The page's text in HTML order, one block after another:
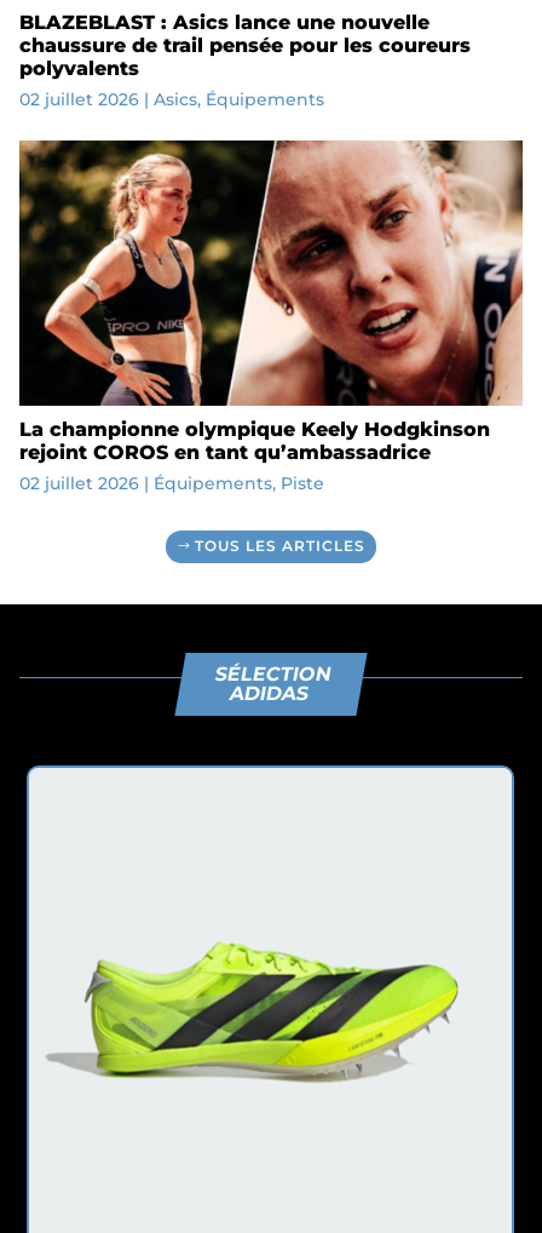
BLAZEBLAST : Asics lance une nouvelle
chaussure de trail pensée pour les coureurs
polyvalents
02 juillet 2026| Asics, Équipements
La championne olympique Keely Hodgkinson
rejoint COROS en tant qu’ambassadrice
02 juillet 2026| Équipements, Piste
TOUS LES ARTICLES
SÉLECTION
ADIDAS